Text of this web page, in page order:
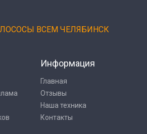
ВСЕМ ЧЕЛЯБИНСК
Информация
Главная
Отзывы
Наша техника
Контакты